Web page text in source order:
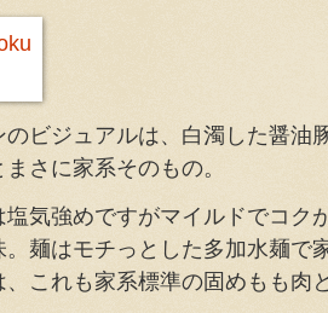
のビジュアルは、白濁した醤油
さに家系そのもの。
塩気強めですがマイルドでコク
。麺はモチっとした多加水麺で
、これも家系標準の固めもも肉